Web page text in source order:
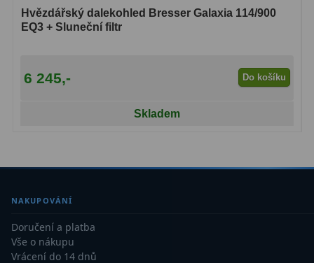
Hvězdářský dalekohled Bresser Galaxia 114/900
EQ3 + Sluneční filtr
6 245,- Do košíku
Skladem
NAKUPOVÁNÍ
Doručení a platba
Vše o nákupu
Vrácení do 14 dnů